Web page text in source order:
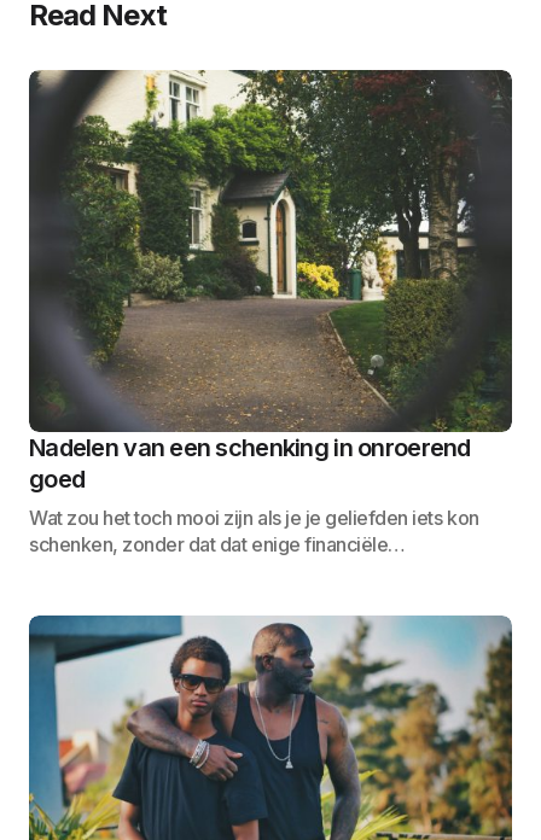
Read Next
Nadelen van een schenking in onroerend
goed
Wat zou het toch mooi zijn als je je geliefden iets kon
schenken, zonder dat dat enige financiële…